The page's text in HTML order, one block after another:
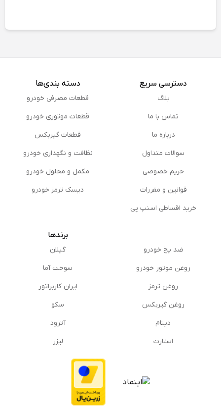
دسترسی سریع
بلاگ
تماس با ما
درباره ما
سوالات متداول
حریم خصوصی
قوانین و مقررات
خرید اقساطی اسنپ پی
دسته بندی‌ها
قطعات مصرفی خودرو
قطعات موتوری خودرو
قطعات گیربکس
نظافت و نگهداری خودرو
مكمل و محلول خودرو
دیسک ترمز خودرو
ضد یخ خودرو
روغن موتور خودرو
روغن ترمز
روغن گیربكس
دینام
استارت
برندها
گیلان
سوخت آما
ایران کاربراتور
سکو
آترود
لیزر